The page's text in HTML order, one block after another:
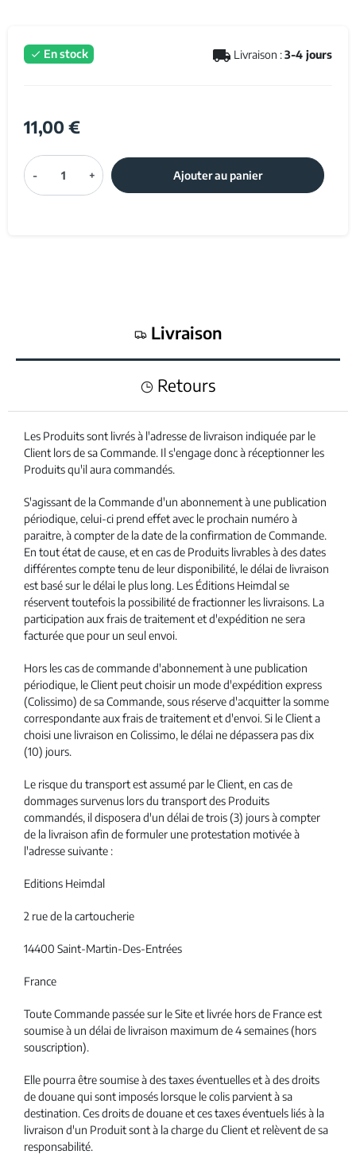
 En stock local_shipping Livraison :3-4 jours
11,00 €
- + Ajouter au panier
Livraison
Retours
Les Produits sont livrés à l'adresse de livraison indiquée par le
Client lors de sa Commande. Il s'engage donc à réceptionner les
Produits qu'il aura commandés.
S'agissant de la Commande d'un abonnement à une publication
périodique, celui-ci prend effet avec le prochain numéro à
paraitre, à compter de la date de la confirmation de Commande.
En tout état de cause, et en cas de Produits livrables à des dates
différentes compte tenu de leur disponibilité, le délai de livraison
est basé sur le délai le plus long. Les Éditions Heimdal se
réservent toutefois la possibilité de fractionner les livraisons. La
participation aux frais de traitement et d'expédition ne sera
facturée que pour un seul envoi.
Hors les cas de commande d'abonnement à une publication
périodique, le Client peut choisir un mode d'expédition express
(Colissimo) de sa Commande, sous réserve d'acquitter la somme
correspondante aux frais de traitement et d'envoi. Si le Client a
choisi une livraison en Colissimo, le délai ne dépassera pas dix
(10) jours.
Le risque du transport est assumé par le Client, en cas de
dommages survenus lors du transport des Produits
commandés, il disposera d'un délai de trois (3) jours à compter
de la livraison afin de formuler une protestation motivée à
l'adresse suivante :
Editions Heimdal
2 rue de la cartoucherie
14400 Saint-Martin-Des-Entrées
France
Toute Commande passée sur le Site et livrée hors de France est
soumise à un délai de livraison maximum de 4 semaines (hors
souscription).
Elle pourra être soumise à des taxes éventuelles et à des droits
de douane qui sont imposés lorsque le colis parvient à sa
destination. Ces droits de douane et ces taxes éventuels liés à la
livraison d'un Produit sont à la charge du Client et relèvent de sa
responsabilité.